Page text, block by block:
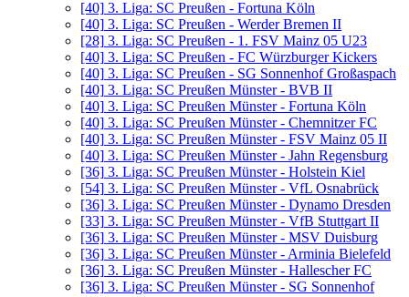
[40] 3. Liga: SC Preußen - Fortuna Köln
[40] 3. Liga: SC Preußen - Werder Bremen II
[28] 3. Liga: SC Preußen - 1. FSV Mainz 05 U23
[40] 3. Liga: SC Preußen - FC Würzburger Kickers
[40] 3. Liga: SC Preußen - SG Sonnenhof Großaspach
[40] 3. Liga: SC Preußen Münster - BVB II
[40] 3. Liga: SC Preußen Münster - Fortuna Köln
[40] 3. Liga: SC Preußen Münster - Chemnitzer FC
[40] 3. Liga: SC Preußen Münster - FSV Mainz 05 II
[40] 3. Liga: SC Preußen Münster - Jahn Regensburg
[36] 3. Liga: SC Preußen Münster - Holstein Kiel
[54] 3. Liga: SC Preußen Münster - VfL Osnabrück
[36] 3. Liga: SC Preußen Münster - Dynamo Dresden
[33] 3. Liga: SC Preußen Münster - VfB Stuttgart II
[36] 3. Liga: SC Preußen Münster - MSV Duisburg
[36] 3. Liga: SC Preußen Münster - Arminia Bielefeld
[36] 3. Liga: SC Preußen Münster - Hallescher FC
[36] 3. Liga: SC Preußen Münster - SG Sonnenhof